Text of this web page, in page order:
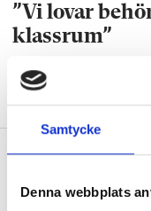
Samtycke
Denna webbplats
”Vi lovar
klassrum”
Inga fler obehöriga lärare.